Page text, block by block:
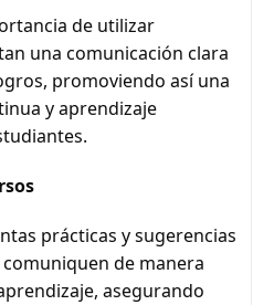
de utilizar
una comunicación clara
promoviendo así una
y aprendizaje
prácticas y sugerencias
de manera
asegurando